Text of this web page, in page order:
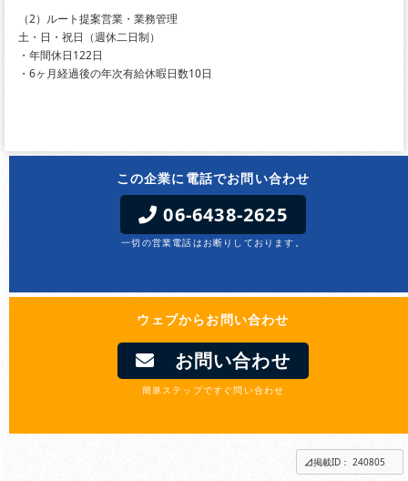
（2）ルート提案営業・業務管理
土・日・祝日（週休二日制）
・年間休日122日
・6ヶ月経過後の年次有給休暇日数10日
この企業に電話でお問い合わせ
06-6438-2625
一切の営業電話はお断りしております。
ウェブからお問い合わせ
お問い合わせ
簡単ステップですぐ問い合わせ
掲載ID： 240805